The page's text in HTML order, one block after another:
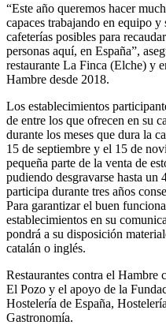
“Este año queremos hacer
capaces trabajando en equipo y
cafeterías posibles para
personas aquí, en España”,
restaurante La Finca (Elche) y
Hambre desde 2018.
Los establecimientos
de entre los que ofrecen en su
durante los meses que dura la
15 de septiembre y el 15 de
pequeña parte de la venta de
pudiendo desgravarse hasta un
participa durante tres años
Para garantizar el buen
establecimientos en su
pondrá a su disposición
catalán o inglés.
Restaurantes contra el
El Pozo y el apoyo de la
Hostelería de España,
Gastronomía.